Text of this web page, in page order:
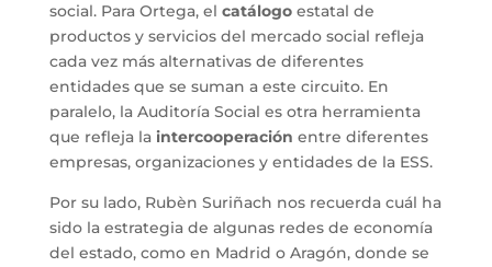
social. Para Ortega, el catálogoestatal de
productos y servicios del mercado social refleja
cada vez más alternativas de diferentes
entidades que se suman a este circuito. En
paralelo, la Auditoría Social es otra herramienta
que refleja la intercooperación entre diferentes
empresas, organizaciones y entidades de la ESS.
Por su lado, Rubèn Suriñach nos recuerda cuál ha
sido la estrategia de algunas redes de economía
del estado, como en Madrid o Aragón, donde se